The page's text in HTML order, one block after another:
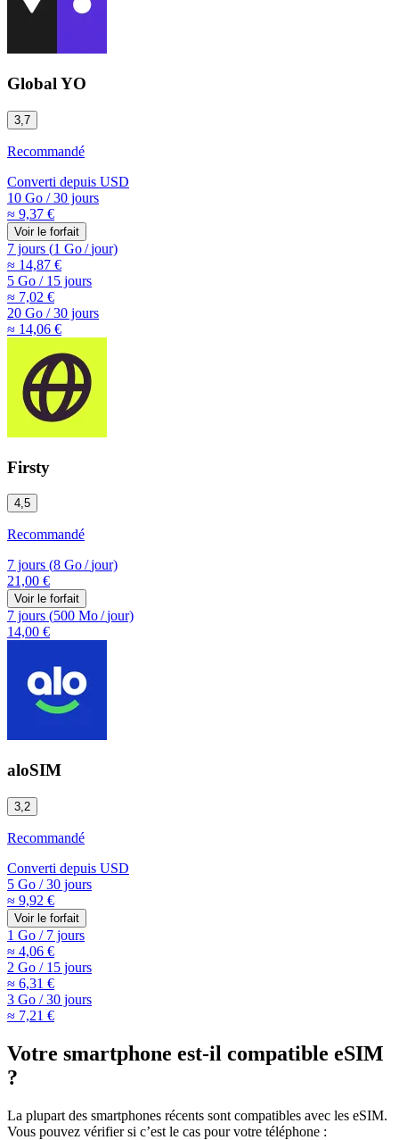
Global YO
3,7
Recommandé
Converti depuis USD
10 Go /30 jours
≈ 9,37 €
Voir le forfait
7 jours (1 Go/jour)
≈ 14,87 €
5 Go /15 jours
≈ 7,02 €
20 Go /30 jours
≈ 14,06 €
Firsty
4,5
Recommandé
7 jours (8 Go/jour)
21,00 €
Voir le forfait
7 jours (500 Mo/jour)
14,00 €
aloSIM
3,2
Recommandé
Converti depuis USD
5 Go /30 jours
≈ 9,92 €
Voir le forfait
1 Go /7 jours
≈ 4,06 €
2 Go /15 jours
≈ 6,31 €
3 Go /30 jours
≈ 7,21 €
Votre smartphone est-il compatible eSIM
?
La plupart des smartphones récents sont compatibles avec les eSIM.
Vous pouvez vérifier si c’est le cas pour votre téléphone :